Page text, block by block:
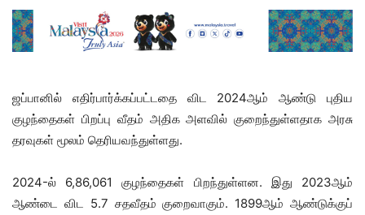
ஜப்பானில் எதிர்பார்க்கப்பட்டதை விட 2024ஆம் ஆண்டு புதிய
குழந்தைகள் பிறப்பு வீதம் அதிக அளவில் குறைந்துள்ளதாக அரசு
தரவுகள் மூலம் தெரியவந்துள்ளது.
2024-ல் 6,86,061 குழந்தைகள் பிறந்துள்ளன. இது 2023ஆம்
ஆண்டை விட 5.7 சதவீதம் குறைவாகும். 1899ஆம் ஆண்டுக்குப்